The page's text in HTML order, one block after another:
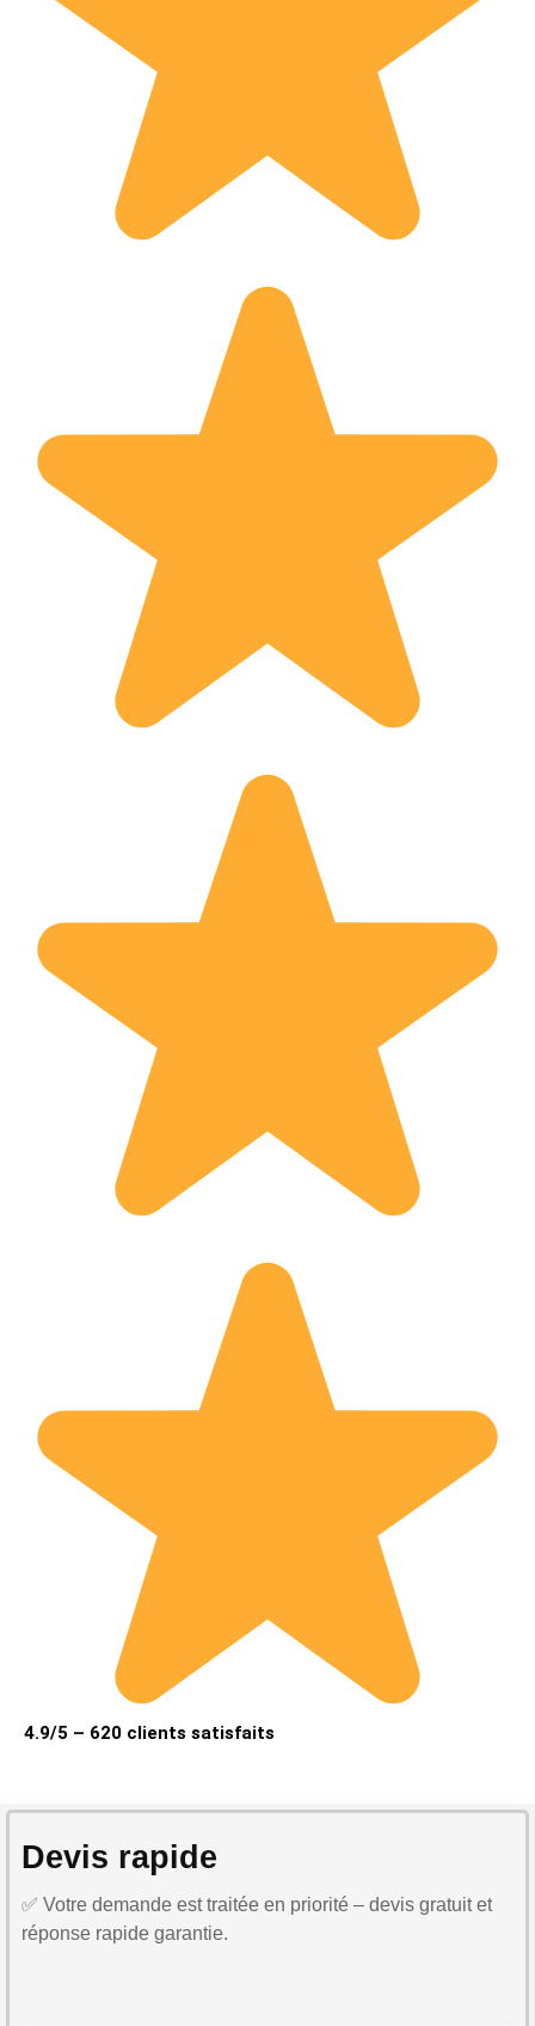
4.9/5 – 620 clients satisfaits
Devis rapide
✅ Votre demande est traitée en priorité – devis gratuit et
réponse rapide garantie.